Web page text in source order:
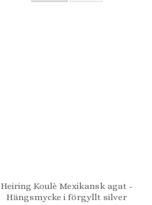
Heiring Koulè Mexikansk agat -
Hängsmycke i förgyllt silver